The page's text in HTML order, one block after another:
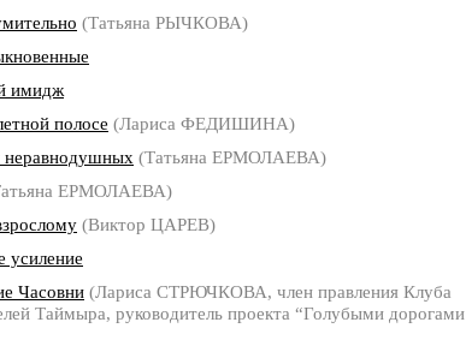
(Татьяна РЫЧКОВА)
имидж
полосе (Лариса ФЕДИШИНА)
неравнодушных (Татьяна ЕРМОЛАЕВА)
ЕРМОЛАЕВА)
(Виктор ЦАРЕВ)
усиление
Часовни (Лариса СТРЮЧКОВА, член правления Клуба
Таймыра, руководитель проекта “Голубыми дорогами